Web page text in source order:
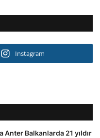
Instagram
Anter Balkanlarda 21 yıldır